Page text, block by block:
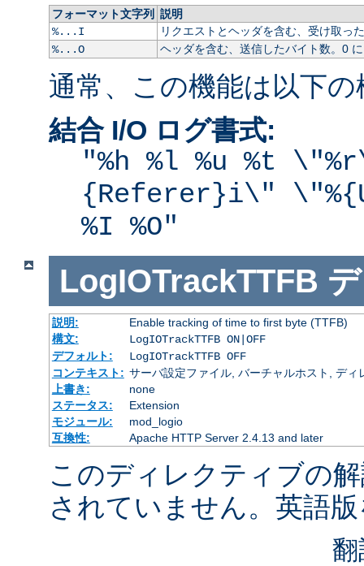
フォーマット文字列
説明
%...I
リクエストとヘッダを含む、受け取っ
%...O
ヘッダを含む、送信したバイト数。0
通常、この機能は以下
結合 I/O ログ書式:
"%h %l %u %t
{Referer}i\"
%I %O"
LogIOTrackTTFB
説明:
Enable tracking of time to first byte (TTFB)
構文:
LogIOTrackTTFB ON|OFF
デフォルト:
LogIOTrackTTFB OFF
コンテキスト: サーバ設定ファイル, バーチャルホスト, ディ
上書き:
none
ステータス:
Extension
モジュール:
mod_logio
互換性:
Apache HTTP Server 2.4.13 and later
このディレクティブの
されていません。英語